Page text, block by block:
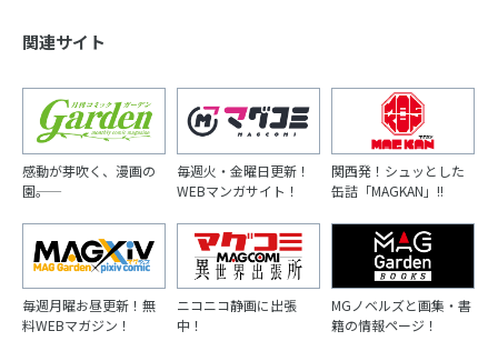
関連サイト
感動が芽吹く、漫画の
園――。
毎週火・金曜日更新！
WEBマンガサイト！
関西発！シュッとした
缶詰「MAGKAN」!!
毎週月曜お昼更新！無
料WEBマガジン！
ニコニコ静画に出張
中！
MGノベルズと画集・書
籍の情報ページ！